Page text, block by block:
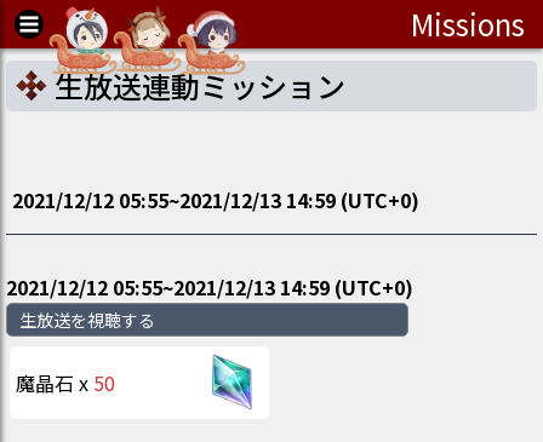
Missions
生放送連動ミッション
2021/12/12 05:55~2021/12/13 14:59 (UTC+0)
2021/12/12 05:55~2021/12/13 14:59 (UTC+0)
生放送を視聴する
魔晶石 x 50